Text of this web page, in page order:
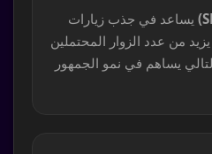
يساعد في جذب زيارات
من عدد الزوار المحتملين
يساهم في نمو الجمهور